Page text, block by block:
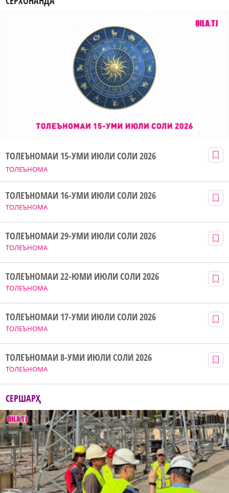
ТОЛЕЪНОМА
ТОЛЕЪНОМАИ 15-УМИ ИЮЛИ СОЛИ 2026
ТОЛЕЪНОМА
ТОЛЕЪНОМАИ 16-УМИ ИЮЛИ СОЛИ 2026
ТОЛЕЪНОМА
ТОЛЕЪНОМАИ 29-УМИ ИЮЛИ СОЛИ 2026
ТОЛЕЪНОМА
ТОЛЕЪНОМАИ 22-ЮМИ ИЮЛИ СОЛИ 2026
ТОЛЕЪНОМА
ТОЛЕЪНОМАИ 17-УМИ ИЮЛИ СОЛИ 2026
ТОЛЕЪНОМА
ТОЛЕЪНОМАИ 8-УМИ ИЮЛИ СОЛИ 2026
СЕРШАРҲ